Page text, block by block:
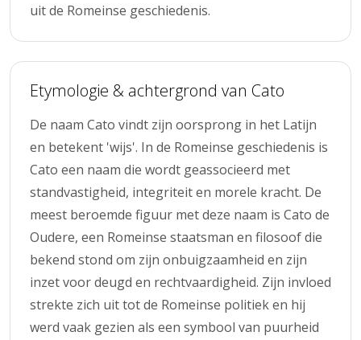
uit de Romeinse geschiedenis.
Etymologie & achtergrond van Cato
De naam Cato vindt zijn oorsprong in het Latijn
en betekent 'wijs'. In de Romeinse geschiedenis is
Cato een naam die wordt geassocieerd met
standvastigheid, integriteit en morele kracht. De
meest beroemde figuur met deze naam is Cato de
Oudere, een Romeinse staatsman en filosoof die
bekend stond om zijn onbuigzaamheid en zijn
inzet voor deugd en rechtvaardigheid. Zijn invloed
strekte zich uit tot de Romeinse politiek en hij
werd vaak gezien als een symbool van puurheid